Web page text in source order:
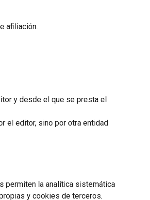
afiliación.
y desde el que se presta el
el editor, sino por otra entidad
permiten la analítica sistemática
y cookies de terceros.